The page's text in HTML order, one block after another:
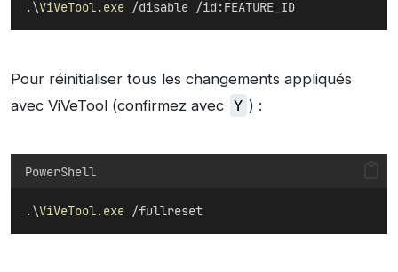
.\ViVeTool.exe /disable /id:FEATURE_ID
Pour réinitialiser tous les changements appliqués
avec ViVeTool (confirmez avec Y ) :
PowerShell
.\ViVeTool.exe /fullreset